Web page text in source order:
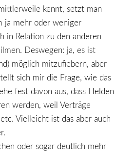
kennt, setzt man
ja mehr oder weniger
in Relation zu den anderen
Deswegen: ja, es ist
möglich mitzufiebern, aber
sich mir die Frage, wie das
fest davon aus, dass Helden
werden, weil Verträge
Vielleicht ist das aber auch
oder sogar deutlich mehr